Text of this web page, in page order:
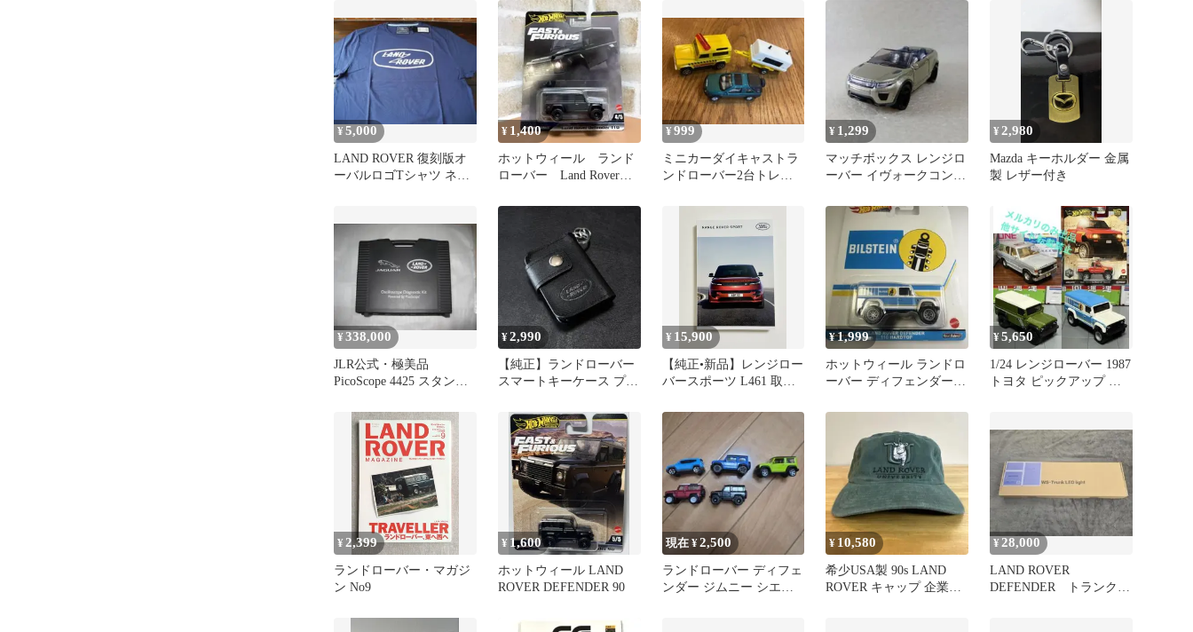
¥5,000
LAND ROVER 復刻版オ
ーバルロゴTシャツ ネイ
¥ 1,400
ホットウィール ランド
ローバー Land Rover
¥999
ミニカーダイキャストラ
ンドローバー2台トレー
¥ 1,299
マッチボックス レンジロ
ーバー イヴォークコンバ
カー
¥ 2,980
Mazda キーホルダー 金属
製 レザー付き
¥338,000
JLR公式・極美品
PicoScope 4425 スタンダ
¥2,990
【純正】ランドローバー
スマートキーケース プレ
¥ 15,900
【純正•新品】レンジロー
バースポーツ L461 取扱
¥1,999
ホットウィール ランドロ
ーバー ディフェンダー
¥5,650
1/24 レンジローバー 1987
トヨタ ピックアップ ラ
¥ 2,399
ランドローバー・マガジ
ン No9
¥ 1,600
ホットウィール LAND
ROVER DEFENDER 90
現在 ¥2,500
ランドローバー ディフェ
ンダー ジムニー シエラ
¥ 10,580
希少USA製 90s LAND
ROVER キャップ 企業ロ
¥ 28,000
LAND ROVER
DEFENDER トランクル